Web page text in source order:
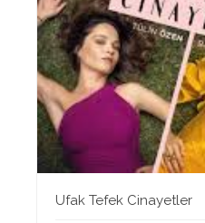
Ufak Tefek Cinayetler